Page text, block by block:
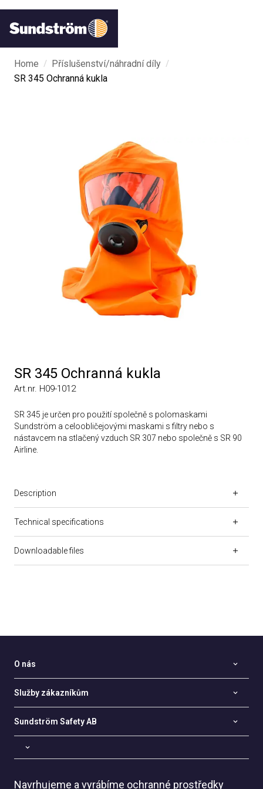
Home / Příslušenství/náhradní díly /
SR 345 Ochranná kukla
SR 345 Ochranná kukla
Art.nr. H09-1012
SR 345 je určen pro použití společně s polomaskami
Sundström a celoobličejovými maskami s filtry nebo s
nástavcem na stlačený vzduch SR 307 nebo společně s SR 90
Airline.
Description
Technical specifications
Downloadable files
O nás
Služby zákazníkům
Sundström Safety AB
Navrhujeme a vyrábíme ochranné prostředky